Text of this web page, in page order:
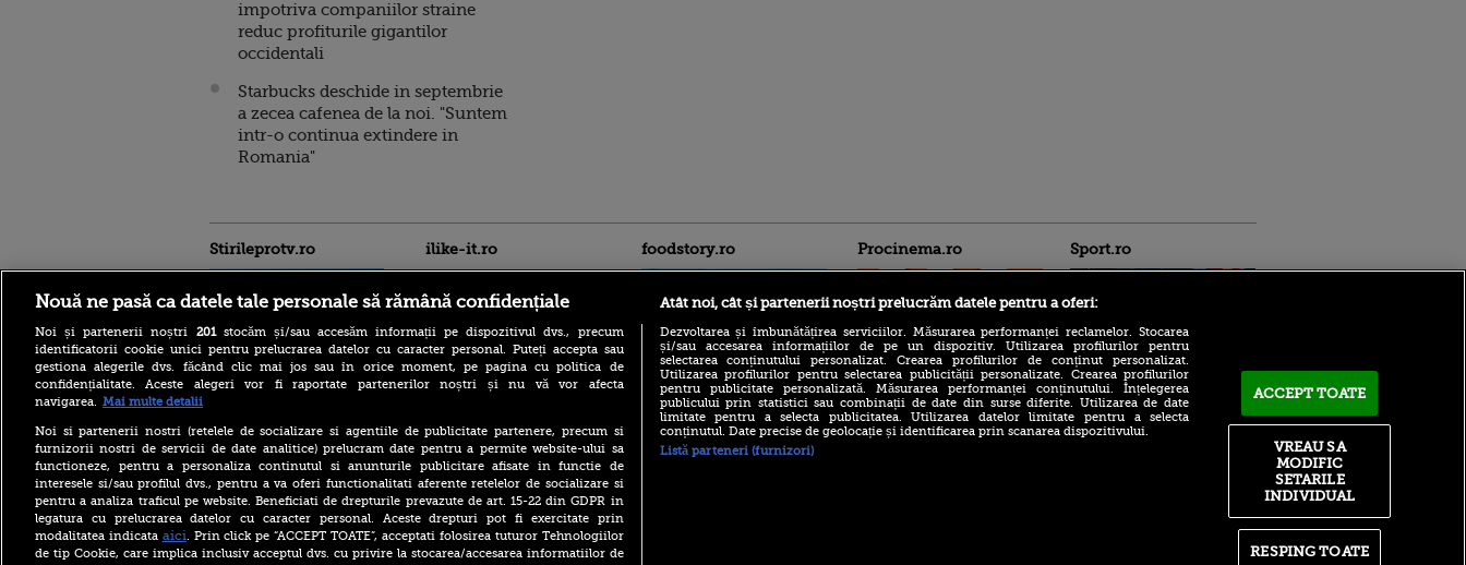
impotriva companiilor straine
reduc profiturile gigantilor
occidentali
Starbucks deschide in septembrie
a zecea cafenea de la noi. "Suntem
intr-o continua extindere in
Romania"
Stirileprotv.ro
oraşe mari ale sale intră sub
alertă roșie de căldură
extremă
Fostul comandant-șef al
armatei ucrainene, după
declarațiile controversate:
Sunt pentru NATO, dar
trebuie să se reinventeze
ilike-it.ro foodstory.ro
(P) Descoperă Lumea
Evenimentelor din România
cu Transilvania Events!
Procinema.ro
Emoții intense pentru
Sebastian Stan! Iubita lui,
Sport.ro
Toate rezultatele serii de
miercuri, 5 august, din
cupele europene. Surpriză
la meciul fostei adversare a
Nouă ne pasă ca datele tale personale să rămână confidențiale
Noi și partenerii noștri 201stocăm și/sau accesăm informații pe dispozitivul dvs., precum
identificatorii cookie unici pentru prelucrarea datelor cu caracter personal. Puteți accepta sau
gestiona alegerile dvs. făcând clic mai jos sau în orice moment, pe pagina cu politica de
confidențialitate. Aceste alegeri vor fi raportate partenerilor noștri și nu vă vor afecta
navigarea. Mai multe detalii
Noi si partenerii nostri (retelele de socializare si agentiile de publicitate partenere, precum si
furnizorii nostri de servicii de date analitice) prelucram date pentru a permite website-ului sa
functioneze, pentru a personaliza continutul si anunturile publicitare afisate in functie de
interesele si/sau profilul dvs., pentru a va oferi functionalitati aferente retelelor de socializare si
pentru a analiza traficul pe website. Beneficiati de drepturile prevazute de art. 15-22 din GDPR in
legatura cu prelucrarea datelor cu caracter personal. Aceste drepturi pot fi exercitate prin
modalitatea indicata aici. Prin click pe “ACCEPT TOATE”, acceptati folosirea tuturor Tehnologiilor
de tip Cookie, care implica inclusiv acceptul dvs. cu privire la stocarea/accesarea informatiilor de
Atât noi, cât și partenerii noștri prelucrăm datele pentru a oferi:
Dezvoltarea și îmbunătățirea serviciilor. Măsurarea performanței reclamelor. Stocarea
și/sau accesarea informațiilor de pe un dispozitiv. Utilizarea profilurilor pentru
selectarea conținutului personalizat. Crearea profilurilor de conținut personalizat.
Utilizarea profilurilor pentru selectarea publicității personalizate. Crearea profilurilor
pentru publicitate personalizată. Măsurarea performanței conținutului. Înțelegerea
publicului prin statistici sau combinații de date din surse diferite. Utilizarea de date
limitate pentru a selecta publicitatea. Utilizarea datelor limitate pentru a selecta
conținutul. Date precise de geolocație și identificarea prin scanarea dispozitivului.
Listă parteneri (furnizori)
ACCEPT TOATE
RESPING TOATE
VREAU SA
MODIFIC
SETARILE
INDIVIDUAL